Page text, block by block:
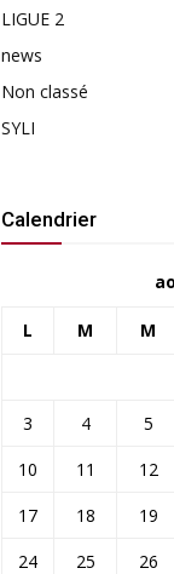
LIGUE 2
news
Non classé
SYLI
Calendrier
L M M
3
4 5
10
11 12
17
18 19
24
25 26